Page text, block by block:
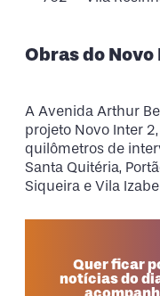
Obras do Novo
A Avenida Arthur
projeto Novo Inter
quilômetros de
Santa Quitéria,
Siqueira e Vila
Quer ficar
notícias do